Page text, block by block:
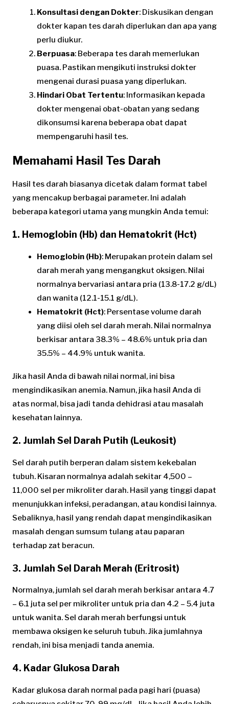
Konsultasi dengan Dokter: Diskusikan dengan
dokter kapan tes darah diperlukan dan apa yang
perlu diukur.
Berpuasa: Beberapa tes darah memerlukan
puasa. Pastikan mengikuti instruksi dokter
mengenai durasi puasa yang diperlukan.
Hindari Obat Tertentu: Informasikan kepada
dokter mengenai obat-obatan yang sedang
dikonsumsi karena beberapa obat dapat
mempengaruhi hasil tes.
Memahami Hasil Tes Darah
Hasil tes darah biasanya dicetak dalam format tabel
yang mencakup berbagai parameter. Ini adalah
beberapa kategori utama yang mungkin Anda temui:
1. Hemoglobin (Hb) dan Hematokrit (Hct)
Hemoglobin (Hb): Merupakan protein dalam sel
darah merah yang mengangkut oksigen. Nilai
normalnya bervariasi antara pria (13.8-17.2 g/dL)
dan wanita (12.1-15.1 g/dL).
Hematokrit (Hct): Persentase volume darah
yang diisi oleh sel darah merah. Nilai normalnya
berkisar antara 38.3% – 48.6% untuk pria dan
35.5% – 44.9% untuk wanita.
Jika hasil Anda di bawah nilai normal, ini bisa
mengindikasikan anemia. Namun, jika hasil Anda di
atas normal, bisa jadi tanda dehidrasi atau masalah
kesehatan lainnya.
2. Jumlah Sel Darah Putih (Leukosit)
Sel darah putih berperan dalam sistem kekebalan
tubuh. Kisaran normalnya adalah sekitar 4,500 –
11,000 sel per mikroliter darah. Hasil yang tinggi dapat
menunjukkan infeksi, peradangan, atau kondisi lainnya.
Sebaliknya, hasil yang rendah dapat mengindikasikan
masalah dengan sumsum tulang atau paparan
terhadap zat beracun.
3. Jumlah Sel Darah Merah (Eritrosit)
Normalnya, jumlah sel darah merah berkisar antara 4.7
– 6.1 juta sel per mikroliter untuk pria dan 4.2 – 5.4 juta
untuk wanita. Sel darah merah berfungsi untuk
membawa oksigen ke seluruh tubuh. Jika jumlahnya
rendah, ini bisa menjadi tanda anemia.
4. Kadar Glukosa Darah
Kadar glukosa darah normal pada pagi hari (puasa)